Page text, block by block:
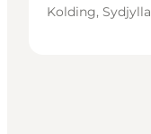
Kolding,